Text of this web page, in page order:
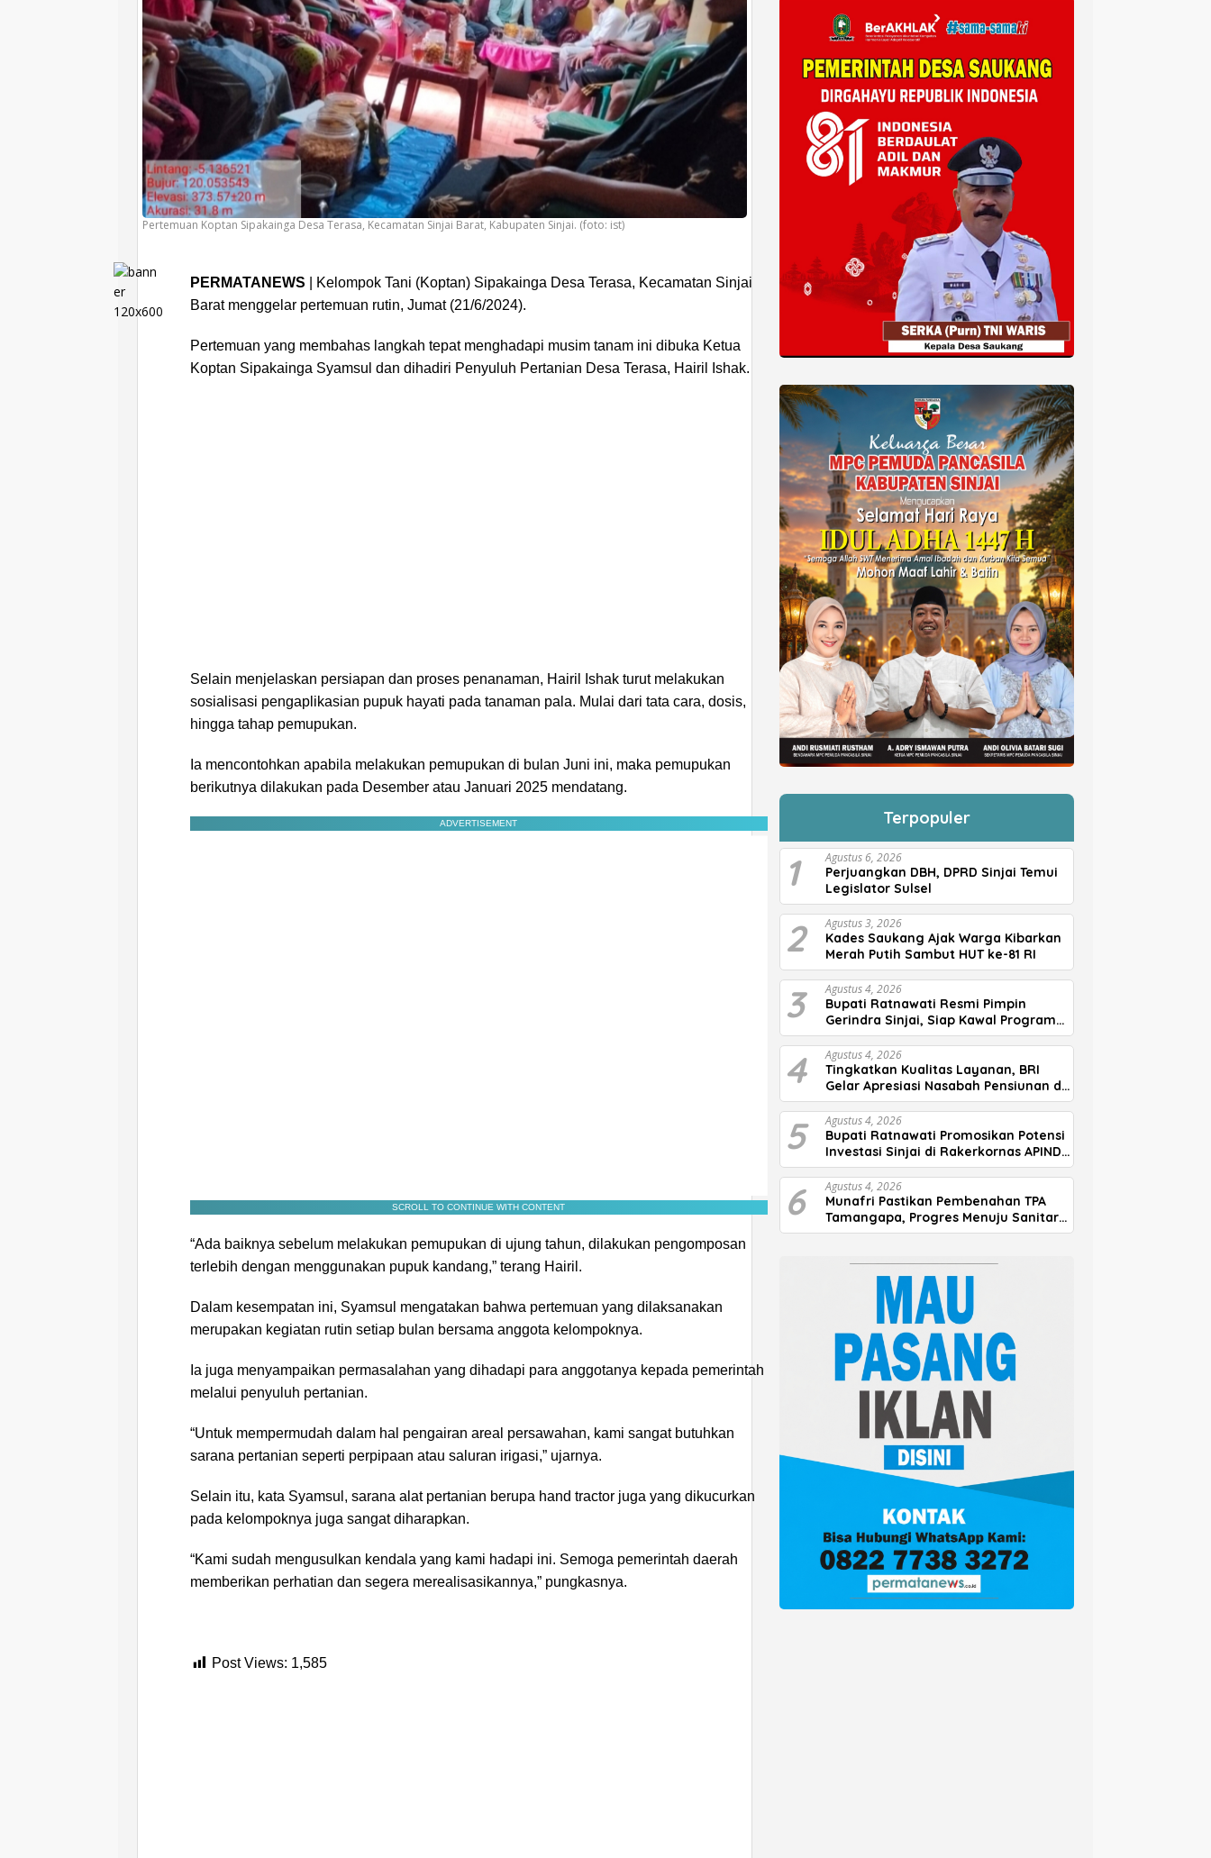
Pertemuan Koptan Sipakainga Desa Terasa, Kecamatan Sinjai Barat, Kabupaten Sinjai. (foto: ist)
PERMATANEWS | Kelompok Tani (Koptan) Sipakainga Desa Terasa, Kecamatan Sinjai
Barat menggelar pertemuan rutin, Jumat (21/6/2024).
Pertemuan yang membahas langkah tepat menghadapi musim tanam ini dibuka Ketua
Koptan Sipakainga Syamsul dan dihadiri Penyuluh Pertanian Desa Terasa, Hairil Ishak.
Selain menjelaskan persiapan dan proses penanaman, Hairil Ishak turut melakukan
sosialisasi pengaplikasian pupuk hayati pada tanaman pala. Mulai dari tata cara, dosis,
hingga tahap pemupukan.
Ia mencontohkan apabila melakukan pemupukan di bulan Juni ini, maka pemupukan
berikutnya dilakukan pada Desember atau Januari 2025 mendatang.
ADVERTISEMENT
SCROLL TO CONTINUE WITH CONTENT
“Ada baiknya sebelum melakukan pemupukan di ujung tahun, dilakukan pengomposan
terlebih dengan menggunakan pupuk kandang,” terang Hairil.
Dalam kesempatan ini, Syamsul mengatakan bahwa pertemuan yang dilaksanakan
merupakan kegiatan rutin setiap bulan bersama anggota kelompoknya.
Ia juga menyampaikan permasalahan yang dihadapi para anggotanya kepada pemerintah
melalui penyuluh pertanian.
“Untuk mempermudah dalam hal pengairan areal persawahan, kami sangat butuhkan
sarana pertanian seperti perpipaan atau saluran irigasi,” ujarnya.
Selain itu, kata Syamsul, sarana alat pertanian berupa hand tractor juga yang dikucurkan
pada kelompoknya juga sangat diharapkan.
“Kami sudah mengusulkan kendala yang kami hadapi ini. Semoga pemerintah daerah
memberikan perhatian dan segera merealisasikannya,” pungkasnya.
Post Views: 1,585
Terpopuler
1 Agustus 6, 2026
Perjuangkan DBH, DPRD Sinjai Temui
Legislator Sulsel
2 Agustus 3, 2026
Kades Saukang Ajak Warga Kibarkan
Merah Putih Sambut HUT ke-81 RI
3 Agustus 4, 2026
Bupati Ratnawati Resmi Pimpin
Gerindra Sinjai, Siap Kawal Program
Prabowo
4 Agustus 4, 2026
Tingkatkan Kualitas Layanan, BRI
Gelar Apresiasi Nasabah Pensiunan di
Parepare
5 Agustus 4, 2026
Bupati Ratnawati Promosikan Potensi
Investasi Sinjai di Rakerkornas APINDO
2026
6 Agustus 4, 2026
Munafri Pastikan Pembenahan TPA
Tamangapa, Progres Menuju Sanitary
Landfill Capai 93 Persen